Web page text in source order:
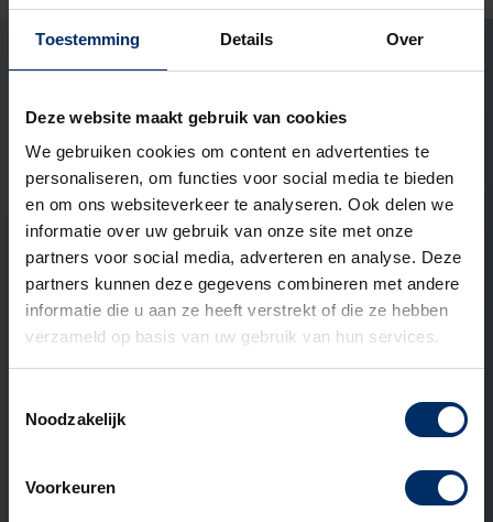
Toestemming Details Over
Deze website maakt gebruik van cookies
We gebruiken cookies om content en advertenties te
personaliseren, om functies voor social media te bieden
en om ons websiteverkeer te analyseren. Ook delen we
informatie over uw gebruik van onze site met onze
partners voor social media, adverteren en analyse. Deze
partners kunnen deze gegevens combineren met andere
informatie die u aan ze heeft verstrekt of die ze hebben
verzameld op basis van uw gebruik van hun services.
Noodzakelijk
Voorkeuren
ons aangaan?
Marco Ekelmans
Open het contact
Open hetLinkedIn
Ook interessant om te lezen
ADVIES